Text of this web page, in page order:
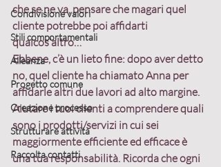
Condivisione valori
Stili comportamentali
Alleanza
Progetto comune
Creazione processo
Strutturare attività
Raccolta contatti
che se ne va, pensare che magari quel
cliente potrebbe poi affidarti
qualcos’altro…
Ebbene, c’è un lieto fine: dopo aver detto
no, quel cliente ha chiamato Anna per
affidarle altri due lavori ad alto margine.
Aiutare i tuoi clienti a comprendere quali
sono i prodotti/servizi in cui sei
maggiormente efficiente ed efficace è
una tua responsabilità. Ricorda che ogni